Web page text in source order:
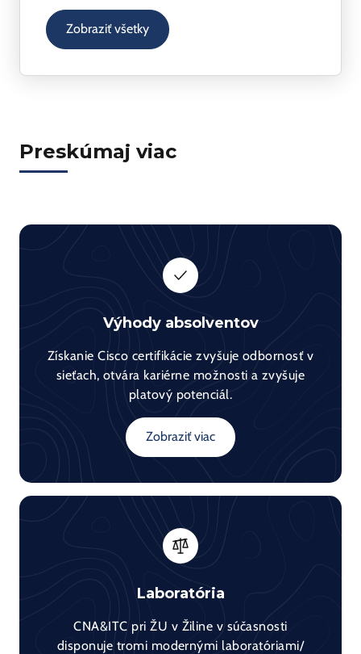
Internet Protocol Extended
TCP/IP networking and programming
Zobraziť všetky
Preskúmaj viac
Výhody absolventov
Získanie Cisco certifikácie zvyšuje odbornosť v
sieťach, otvára kariérne možnosti a zvyšuje
platový potenciál.
Zobraziť viac
Laboratória
CNA&ITC pri ŽU v Žiline v súčasnosti
disponuje tromi modernými laboratóriami/